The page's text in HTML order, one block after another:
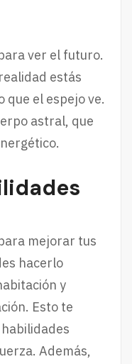
ver el futuro.
estás
que el espejo ve.
astral, que
mejorar tus
hacerlo
y
Esto te
Además,